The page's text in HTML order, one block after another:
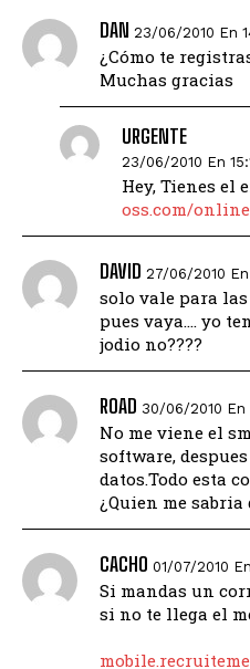
DAN 23/06/2010 En
¿Cómo te
Muchas gracias
URGENTE
23/06/2010 En
Hey, Tienes el
oss.com/
DAVID 27/06/2010 En
solo vale para
pues vaya…. yo
jodio no????
ROAD 30/06/2010 En
No me viene el
software,
datos.Todo esta
¿Quien me sabria
CACHO 01/07/2010
Si mandas un
si no te llega el